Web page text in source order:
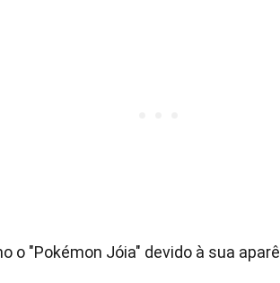
o "Pokémon Jóia" devido à sua